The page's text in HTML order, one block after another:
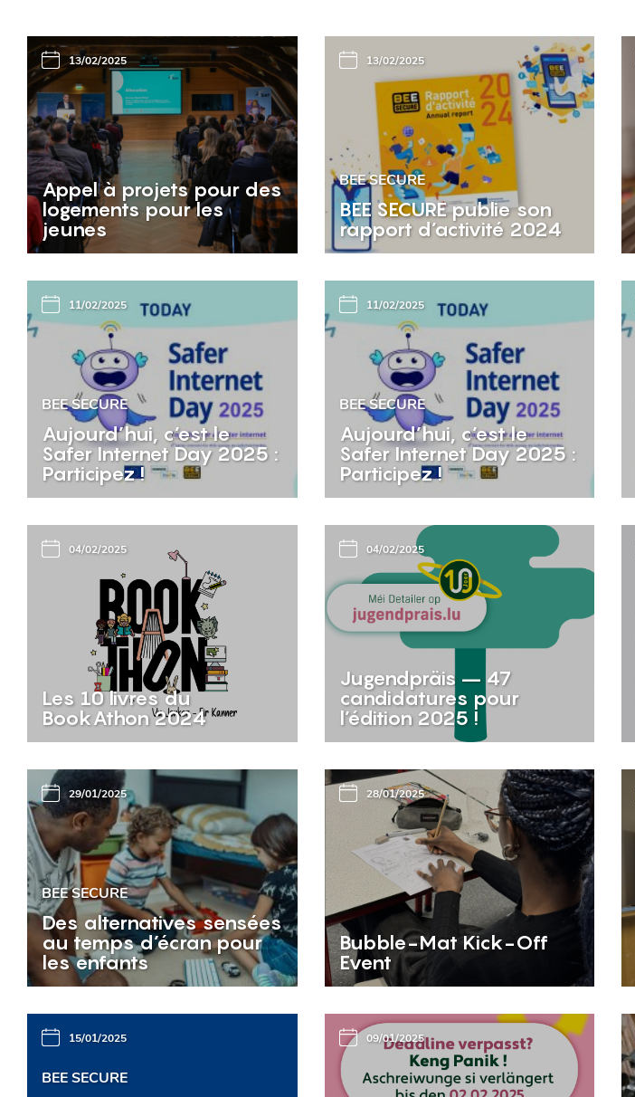
13/02/2025
Appel à projets pour des
logements pour les
jeunes
13/02/2025
BEE SECURE
BEE SECURE publie son
rapport d’activité 2024
11/02/2025
BEE SECURE
Aujourd’hui, c’est le
Safer Internet Day 2025 :
Participez !
11/02/2025
BEE SECURE
Aujourd’hui, c’est le
Safer Internet Day 2025 :
Participez !
04/02/2025
Les 10 livres du
BookAthon 2024
04/02/2025
Jugendpräis – 47
candidatures pour
l’édition 2025 !
29/01/2025
BEE SECURE
Des alternatives sensées
au temps d’écran pour
les enfants
28/01/2025
Bubble-Mat Kick-Off
Event
15/01/2025
BEE SECURE
09/01/2025